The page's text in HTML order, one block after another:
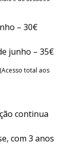
– 30€
junho – 35€
total aos
continua
com 3 anos